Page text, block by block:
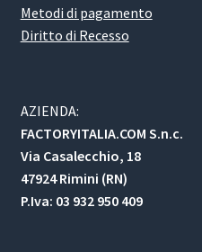
Metodi di pagamento
Diritto di Recesso
AZIENDA:
FACTORYITALIA.COM S.n.c.
Via Casalecchio, 18
47924 Rimini (RN)
P.Iva: 03 932 950 409